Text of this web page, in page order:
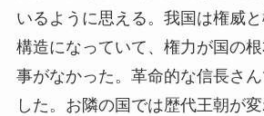
いるように思える。我国は権威
構造になっていて、権力が国の
事がなかった。革命的な信長さ
した。お隣の国では歴代王朝が